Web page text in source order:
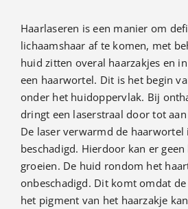
Haarlaseren is een manier om
lichaamshaar af te komen, met
huid zitten overal haarzakjes en
een haarwortel. Dit is het begin
onder het huidoppervlak. Bij
dringt een laserstraal door tot
De laser verwarmd de haarwortel
beschadigd. Hierdoor kan er
groeien. De huid rondom het
onbeschadigd. Dit komt omdat
het pigment van het haarzakje